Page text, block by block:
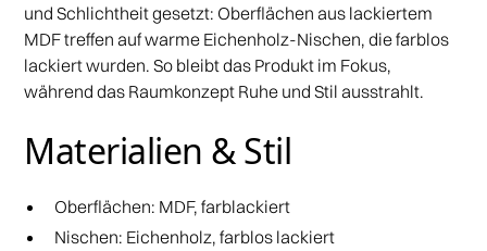
und Schlichtheit gesetzt: Oberflächen aus lackiertem
MDF treffen auf warme Eichenholz-Nischen, die farblos
lackiert wurden. So bleibt das Produkt im Fokus,
während das Raumkonzept Ruhe und Stil ausstrahlt.
Materialien & Stil
Oberflächen: MDF, farblackiert
Nischen: Eichenholz, farblos lackiert